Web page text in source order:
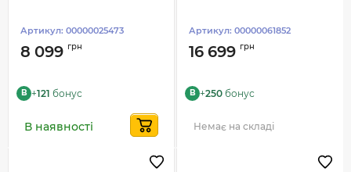
Артикул: 00000025473
8 099 грн
B +121 бонус
В наявності
Артикул: 00000061852
16 699 грн
B +250 бонус
Немає на складі